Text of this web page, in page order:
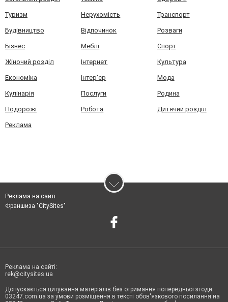
Туризм Нерухомість Транспорт
Будівництво Відпочинок Розваги
Бізнес Меблі Спорт
Жіночий розділ Інтернет Культура
Економіка Інтер'єр Мода
Кулінарія Послуги Родина
Подорожі Робота Дитячий розділ
Реклама
Реклама на сайті
Франшиза "CitySites"
Реклама на сайті:
rek@citysites.ua
Допускається цитування матеріалів без отримання попередньої згоди
03247.com.ua за умови розміщення в тексті обов'язкового посилання на